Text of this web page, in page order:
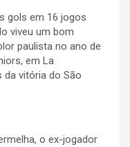
gols em 16 jogos
viveu um bom
paulista no ano de
em La
vitória do São
o ex-jogador